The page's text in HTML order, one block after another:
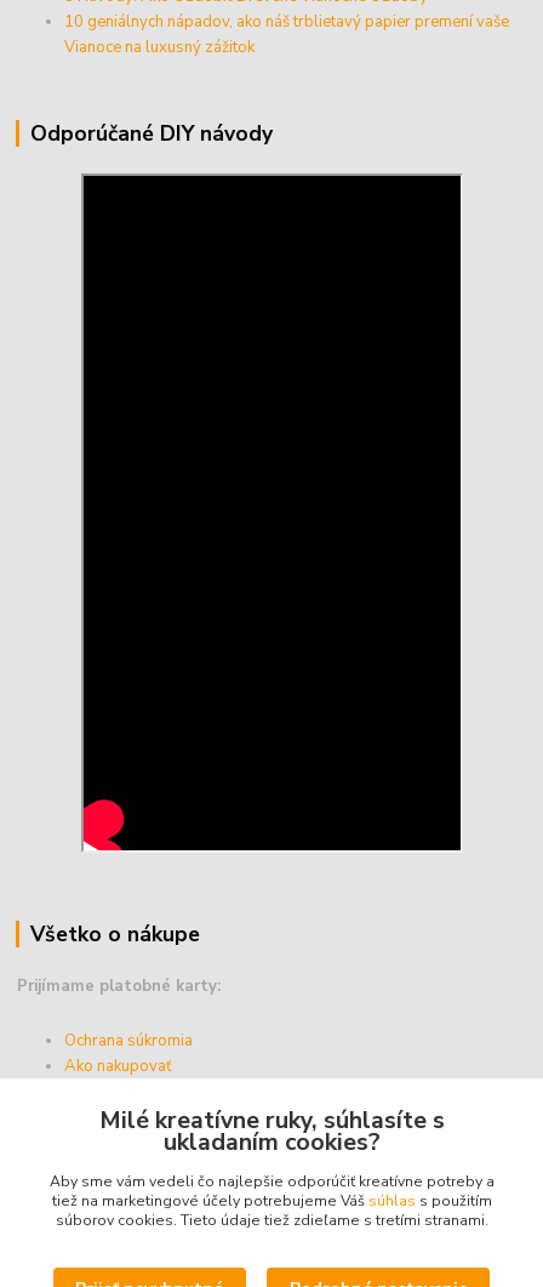
10 geniálnych nápadov, ako náš trblietavý papier premení vaše
Vianoce na luxusný zážitok
Odporúčané DIY návody
Všetko o nákupe
Prijímame platobné karty:
Ochrana súkromia
Ako nakupovať
Doprava a platba
Obchodné podmienky
Upravit sběr cookies.
Milé kreatívne ruky, súhlasíte s
ukladaním cookies?
Aby sme vám vedeli čo najlepšie odporúčiť kreatívne potreby a
tiež na marketingové účely potrebujeme Váš súhlas s použitím
súborov cookies. Tieto údaje tiež zdieľame s tretími stranami.